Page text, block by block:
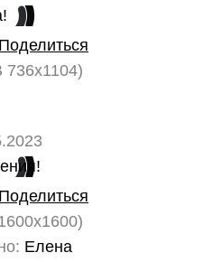
Поделиться
736x1104)
0
Поделиться
Елена